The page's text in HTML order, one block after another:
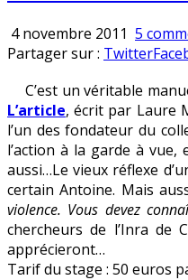
4 novembre 2011 5
Partager sur : Twitter
C’est un véritable
L’article, écrit par Laure
l’un des fondateur du
l’action à la garde à
aussi…Le vieux réflexe
certain Antoine. Mais
violence. Vous devez
chercheurs de l’Inra de
apprécieront…
Tarif du stage : 50 euros